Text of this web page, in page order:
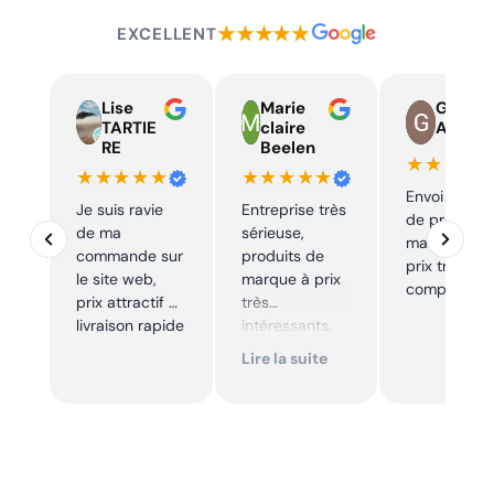
EXCELLENT★★★★★
Lise
TARTIE
RE
★★★★★
Je suis ravie
de ma
commande sur
le site web,
prix attractif et
livraison rapide
Marie
claire
Beelen
★★★★★
Entreprise très
sérieuse,
produits de
marque à prix
très
intéressants.
Excellent suivi !
Lire la suite
Guy
Auger
Envoi rapide
de produits
marque à
prix très
compétitif